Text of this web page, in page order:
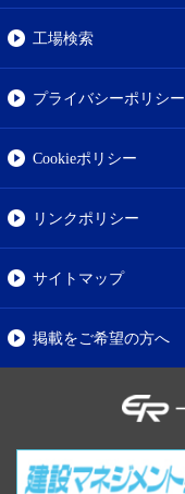
工場検索
プライバシーポリシー
Cookieポリシー
リンクポリシー
サイトマップ
掲載をご希望の方へ